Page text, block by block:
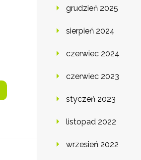
grudzień 2025
sierpień 2024
czerwiec 2024
czerwiec 2023
styczeń 2023
listopad 2022
wrzesień 2022